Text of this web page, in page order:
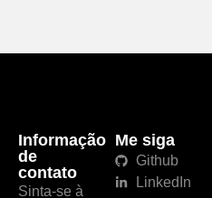
Informação
de
contato
Sinta-se à
Me siga
Github
LinkedIn